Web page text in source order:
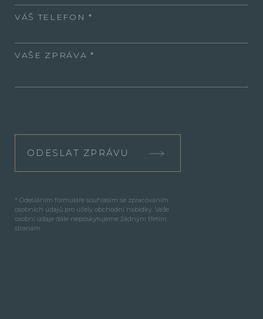
VÁŠ TELEFON
VAŠE ZPRÁVA
ODESLAT ZPRÁVU
* Odesláním formuláře souhlasím se zpracováním
osobních údajů pro účely obchodní nabídky. Vaše
osobní údaje dále neposkytujeme žádným třetím
stranám.